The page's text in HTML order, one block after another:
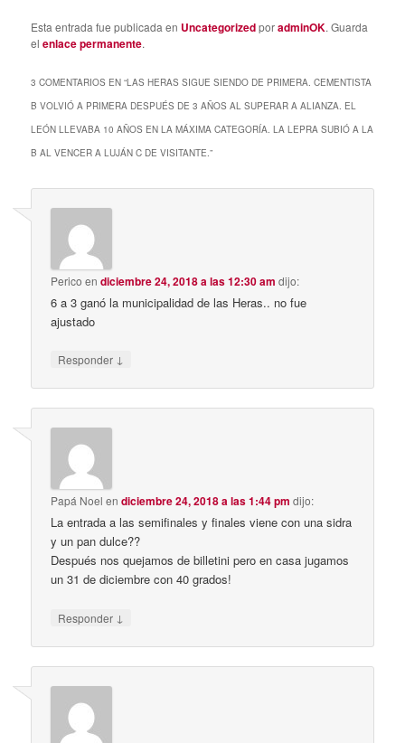
Esta entrada fue publicada en UncategorizedporadminOK. Guarda
elenlace permanente.
3 COMENTARIOS EN “LAS HERAS SIGUE SIENDO DE PRIMERA. CEMENTISTA
B VOLVIÓ A PRIMERA DESPUÉS DE 3 AÑOS AL SUPERAR A ALIANZA. EL
LEÓN LLEVABA 10 AÑOS EN LA MÁXIMA CATEGORÍA. LA LEPRA SUBIÓ A LA
B AL VENCER A LUJÁN C DE VISITANTE.”
Perico endiciembre 24, 2018 a las 12:30 am dijo:
6 a 3 ganó la municipalidad de las Heras.. no fue
ajustado
Responder ↓
Papá Noel endiciembre 24, 2018 a las 1:44 pm dijo:
La entrada a las semifinales y finales viene con una sidra
y un pan dulce??
Después nos quejamos de billetini pero en casa jugamos
un 31 de diciembre con 40 grados!
Responder ↓